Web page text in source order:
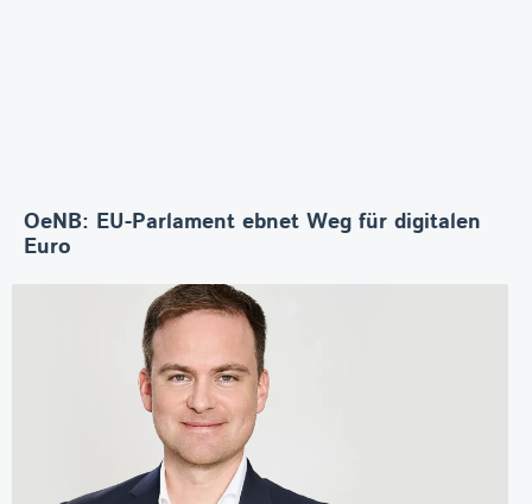
OeNB: EU-Parlament ebnet Weg für digitalen
Euro